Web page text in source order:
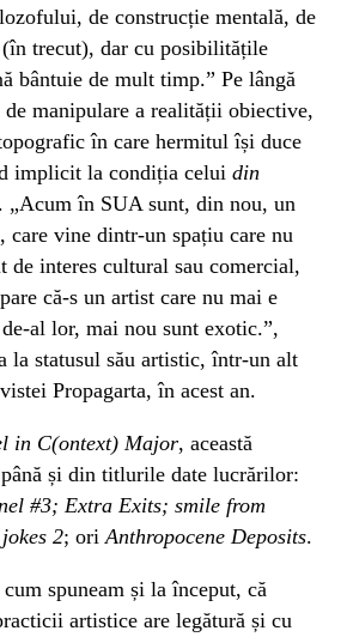
de construcție mentală, de
trecut), dar cu posibilitățile
bântuie de mult timp.” Pe lângă
de manipulare a realității obiective,
în care hermitul își duce
implicit la condiția celui din
„Acum în SUA sunt, din nou, un
care vine dintr-un spațiu care nu
de interes cultural sau comercial,
că-s un artist care nu mai e
al lor, mai nou sunt exotic.”,
la statusul său artistic, într-un alt
Propagarta, în acest an.
in C(ontext) Major, această
și din titlurile date lucrărilor:
#3; Extra Exits; smile from
2; ori Anthropocene Deposits.
spuneam și la început, că
artistice are legătură și cu